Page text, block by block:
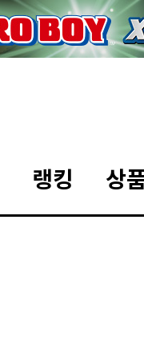
랭킹 상